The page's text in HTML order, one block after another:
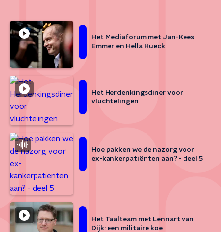
Het Mediaforum met Jan-Kees
Emmer en Hella Hueck
Het Herdenkingsdiner voor
vluchtelingen
Hoe pakken we de nazorg voor
ex-kankerpatiënten aan? - deel 5
Het Taalteam met Lennart van
Dijk: een militaire koe